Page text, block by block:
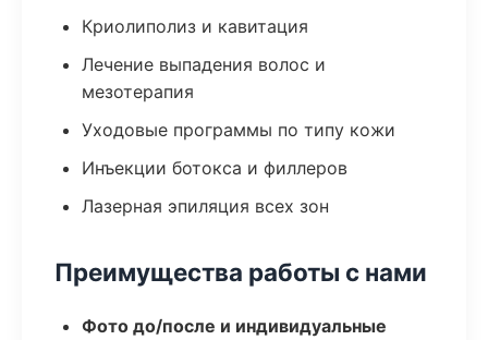
Криолиполиз и кавитация
Лечение выпадения волос и
мезотерапия
Уходовые программы по типу кожи
Инъекции ботокса и филлеров
Лазерная эпиляция всех зон
Преимущества работы с нами
Фото до/после и индивидуальные